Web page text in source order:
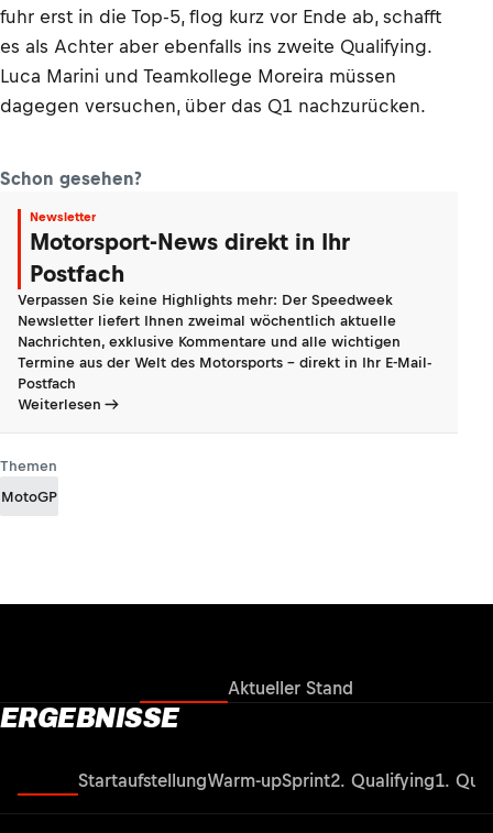
fuhr erst in die Top-5, flog kurz vor Ende ab, schafft
es als Achter aber ebenfalls ins zweite Qualifying.
Luca Marini und Teamkollege Moreira müssen
dagegen versuchen, über das Q1 nachzurücken.
Schon gesehen?
Newsletter
Motorsport-News direkt in Ihr
Postfach
Verpassen Sie keine Highlights mehr: Der Speedweek
Newsletter liefert Ihnen zweimal wöchentlich aktuelle
Nachrichten, exklusive Kommentare und alle wichtigen
Termine aus der Welt des Motorsports - direkt in Ihr E-Mail-
Postfach
Weiterlesen
Themen
MotoGP
Aktueller Stand
ERGEBNISSE
StartaufstellungWarm-upSprint2. Qualifying1.